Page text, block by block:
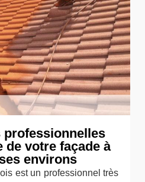
professionnelles
de votre façade à
environs
est un professionnel très